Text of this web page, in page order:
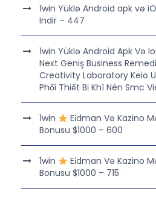
1win Yüklə Android apk və
Indir – 447
1win Yüklə Android Apk Və
Next Geniş Business
Creativity Laboratory Keio
Phối Thiết Bị Khí Nén Smc
1win
Ei̇dman Və Kazino
Bonusu $1000 – 600
1win
Ei̇dman Və Kazino
Bonusu $1000 – 715